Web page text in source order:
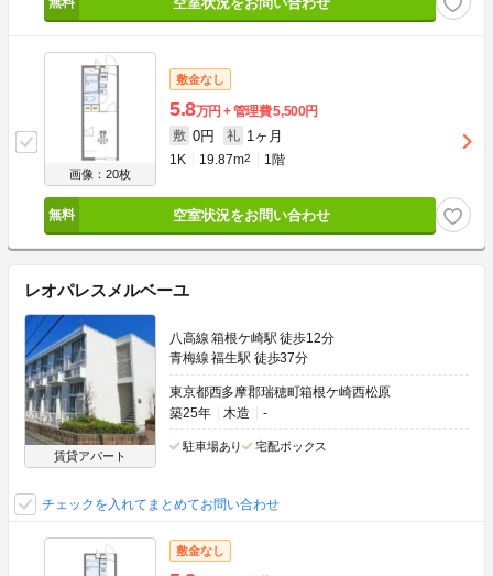
画像：20枚
敷金なし
5.8万円 管理費5,500円
敷 0円 礼 1ヶ月
1K 19.87m2 1階
空室状況をお問い合わせ
レオパレスメルベーユ
賃貸アパート
八高線 箱根ケ崎駅 徒歩12分
青梅線 福生駅 徒歩37分
東京都西多摩郡瑞穂町箱根ケ崎西松原
築25年
木造 -
駐車場あり 宅配ボックス
チェックを入れてまとめてお問い合わせ
敷金なし